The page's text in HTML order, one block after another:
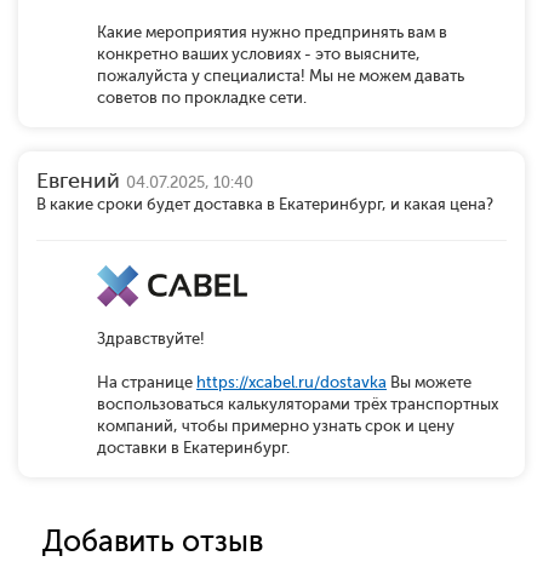
Какие мероприятия нужно предпринять вам в
конкретно ваших условиях - это выясните,
пожалуйста у специалиста! Мы не можем давать
советов по прокладке сети.
Евгений 04.07.2025, 10:40
В какие сроки будет доставка в Екатеринбург, и какая цена?
Здравствуйте!
На странице https://xcabel.ru/dostavka Вы можете
воспользоваться калькуляторами трёх транспортных
компаний, чтобы примерно узнать срок и цену
доставки в Екатеринбург.
Добавить отзыв